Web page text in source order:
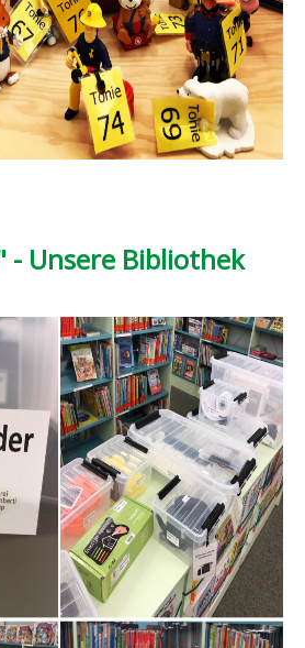
Unsere Bibliothek